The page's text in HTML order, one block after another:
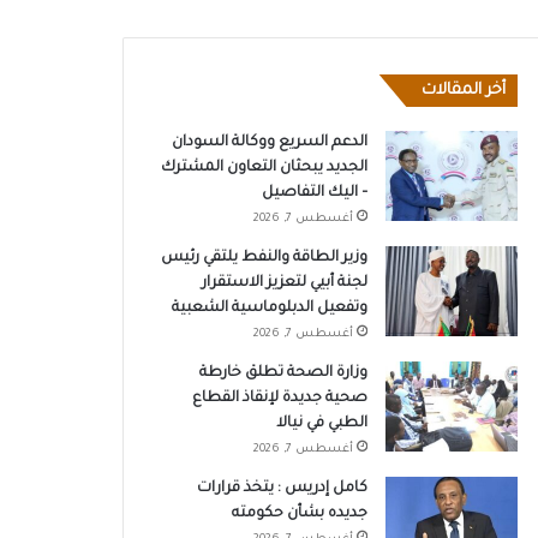
أخر المقالات
الدعم السريع ووكالة السودان
الجديد يبحثان التعاون المشترك
– اليك التفاصيل
أغسطس 7, 2026
وزير الطاقة والنفط يلتقي رئيس
لجنة أبيي لتعزيز الاستقرار
وتفعيل الدبلوماسية الشعبية
أغسطس 7, 2026
وزارة الصحة تطلق خارطة
صحية جديدة لإنقاذ القطاع
الطبي في نيالا
أغسطس 7, 2026
كامل إدريس : يتخذ قرارات
جديده بشأن حكومته